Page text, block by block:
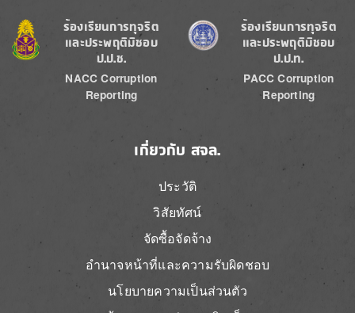
Image
ร้องเรียนการทุจริต
และประพฤติมิชอบ
ป.ป.ช.
NACC Corruption
Reporting
Image
ร้องเรียนการทุจริต
และประพฤติมิชอบ
ป.ป.ท.
PACC Corruption
Reporting
เกี่ยวกับ สจล.
ประวัติ
วิสัยทัศน์
จัดซื้อจัดจ้าง
อำนาจหน้าที่และความรับผิดชอบ
นโยบายความเป็นส่วนตัว